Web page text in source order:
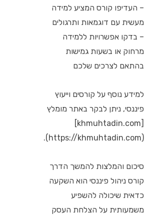
– העדיפו קורס המציע למידה
מעשית עם דוגמאות ותרגולים
– בדקו אפשרויות ללמידה
מרחוק או בשעות גמישות
בהתאם לצרכים שלכם
למידע נוסף על קורסים וייעוץ
פיננסי, ניתן לבקר באתר מומלץ
(https://khmuhtadin.com).
סיכום והמלצות להמשך הדרך
קורס ניהול פיננסי הוא השקעה
כדאית שיכולה להשפיע
משמעותית על הצלחת העסק